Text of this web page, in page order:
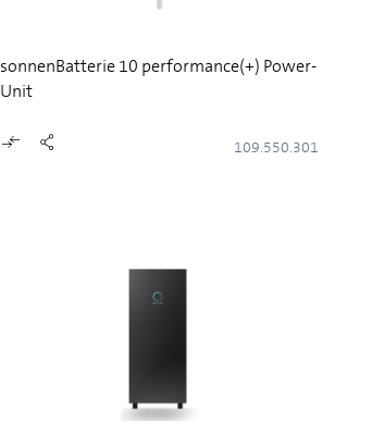
sonnenBatterie 10 performance(+) Power-
Unit
109.550.301